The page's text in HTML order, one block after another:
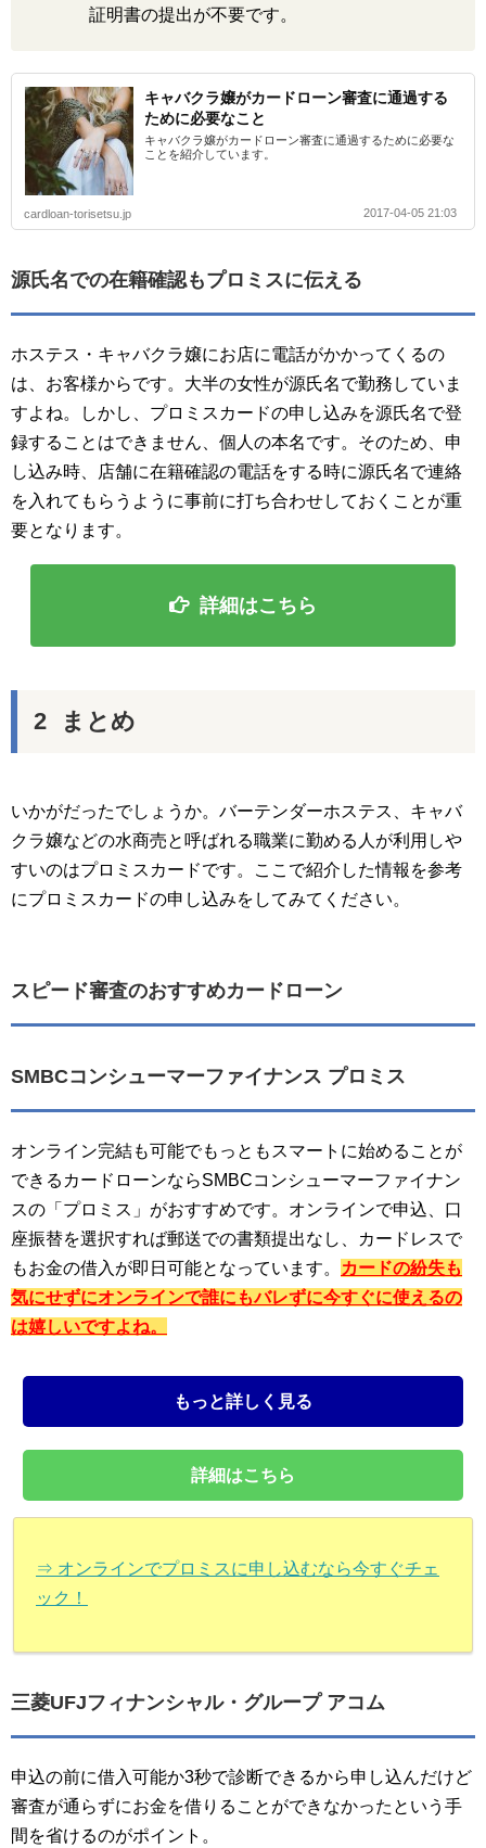
証明書の提出が不要です。
キャバクラ嬢がカードローン審査に通過する
ために必要なこと
キャバクラ嬢がカードローン審査に通過するために必要な
ことを紹介しています。
cardloan-torisetsu.jp 2017-04-05 21:03
源氏名での在籍確認もプロミスに伝える
ホステス・キャバクラ嬢にお店に電話がかかってくるの
は、お客様からです。大半の女性が源氏名で勤務していま
すよね。しかし、プロミスカードの申し込みを源氏名で登
録することはできません、個人の本名です。そのため、申
し込み時、店舗に在籍確認の電話をする時に源氏名で連絡
を入れてもらうように事前に打ち合わせしておくことが重
要となります。
詳細はこちら
まとめ
いかがだったでしょうか。バーテンダーホステス、キャバ
クラ嬢などの水商売と呼ばれる職業に勤める人が利用しや
すいのはプロミスカードです。ここで紹介した情報を参考
にプロミスカードの申し込みをしてみてください。
スピード審査のおすすめカードローン
SMBCコンシューマーファイナンス プロミス
オンライン完結も可能でもっともスマートに始めることが
できるカードローンならSMBCコンシューマーファイナン
スの「プロミス」がおすすめです。オンラインで申込、口
座振替を選択すれば郵送での書類提出なし、カードレスで
もお金の借入が即日可能となっています。
カードの紛失も
気にせずにオンラインで誰にもバレずに今すぐに使えるの
は嬉しいですよね。
もっと詳しく見る
詳細はこちら
⇒ オンラインでプロミスに申し込むなら今すぐチェ
ック！
三菱UFJフィナンシャル・グループ アコム
申込の前に借入可能か3秒で診断できるから申し込んだけど
審査が通らずにお金を借りることができなかったという手
間を省けるのがポイント。